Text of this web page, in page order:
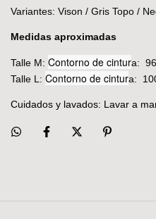
Variantes: Vison / Gris Topo /
Medidas aproximadas
Talle M: Contorno de cintura:
Talle L: Contorno de cintura:
Cuidados y lavados: Lavar a